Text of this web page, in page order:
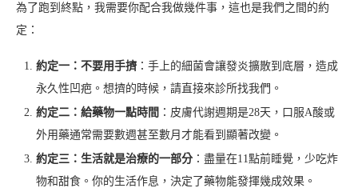
為了跑到終點，我需要你配合我做幾件事，這也是我們之間的約
定：
約定一：不要用手擠 ：手上的細菌會讓發炎擴散到底層，造成
永久性凹疤。想擠的時候，請直接來診所找我們。
約定二：給藥物一點時間 ：皮膚代謝週期是28天，口服A酸或
外用藥通常需要數週甚至數月才能看到顯著改變。
約定三：生活就是治療的一部分 ：盡量在11點前睡覺，少吃炸
物和甜食。你的生活作息，決定了藥物能發揮幾成效果。